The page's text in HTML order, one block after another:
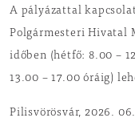
A pályázattal
Polgármesteri Hivatal
időben (hétfő: 8.00 –
13.00 – 17.00 óráig)
Pilisvörösvár, 2026.